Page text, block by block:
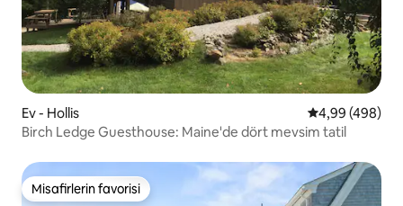
Ev - Hollis 5 üzerinden
4,99 (498)
Birch Ledge Guesthouse: Maine'de dört mevsim tatil
Misafirlerin favorisi
Misafirlerin favorisi